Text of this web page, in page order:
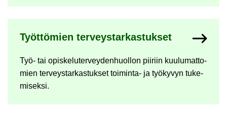
Työt­tö­mien ter­veys­tar­kas­tuk­set
Työ- tai opis­ke­lu­ter­vey­den­huol­lon pii­riin kuu­lu­mat­to­
mien ter­veys­tar­kas­tuk­set toiminta-​ ja työ­ky­vyn tu­ke­
mi­sek­si.